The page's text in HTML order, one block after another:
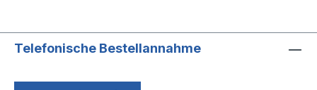
Telefonische Bestellannahme